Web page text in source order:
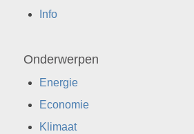
Info
Onderwerpen
Energie
Economie
Klimaat